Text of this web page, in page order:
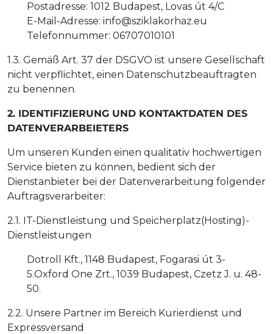
Postadresse: 1012 Budapest, Lovas út 4/C
E-Mail-Adresse: info@sziklakorhaz.eu
Telefonnummer: 06707010101
1.3. Gemäß Art. 37 der DSGVO ist unsere Gesellschaft
nicht verpflichtet, einen Datenschutzbeauftragten
zu benennen.
2. IDENTIFIZIERUNG UND KONTAKTDATEN DES
DATENVERARBEIETERS
Um unseren Kunden einen qualitativ hochwertigen
Service bieten zu können, bedient sich der
Dienstanbieter bei der Datenverarbeitung folgender
Auftragsverarbeiter:
2.1. IT-Dienstleistung und Speicherplatz(Hosting)-
Dienstleistungen
Dotroll Kft., 1148 Budapest, Fogarasi út 3-
5.Oxford One Zrt., 1039 Budapest, Czetz J. u. 48-
50.
2.2. Unsere Partner im Bereich Kurierdienst und
Expressversand